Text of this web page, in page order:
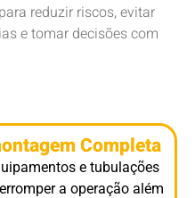
reduzir riscos, evitar
e tomar decisões com
Completa
e tubulações
a operação além